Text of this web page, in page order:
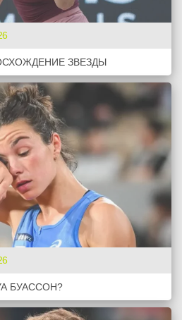
ЗВЕЗДЫ
БУАССОН?